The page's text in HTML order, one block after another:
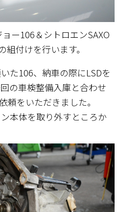
ー106＆シトロエンSAXO
組付けを行います。
た106、納車の際にLSDを
の車検整備入庫と合わせ
頼をいただきました。
本体を取り外すところか